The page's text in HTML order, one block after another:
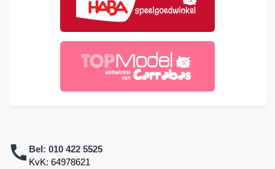
Bel: 010 422 5525
KvK: 64978621